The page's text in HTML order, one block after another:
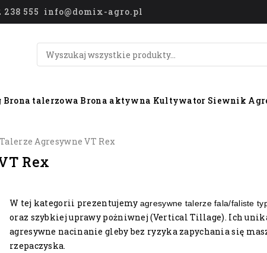
238 555 info@domix-agro.pl
Brona talerzowa Brona aktywna Kultywator Siewnik
Talerze Agresywne VT Rex
Rex
W tej kategorii prezentujemy agresywne talerze fala/faliste
oraz szybkiej uprawy pożniwnej (Vertical Tillage). Ich
agresywne nacinanie gleby bez ryzyka zapychania się
rzepaczyska.